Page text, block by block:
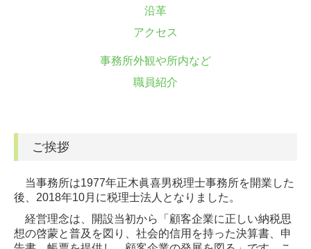
沿革
アクセス
事務所外観や所内など
職員紹介
ご挨拶
当事務所は1977年正木眞喜男税理士事務所を開業した
後、2018年10月に税理士法人となりました。
経営理念は、開設当初から「顧客企業に正しい納税思
想の啓蒙と普及を図り、社会的信用を持った決算書、申